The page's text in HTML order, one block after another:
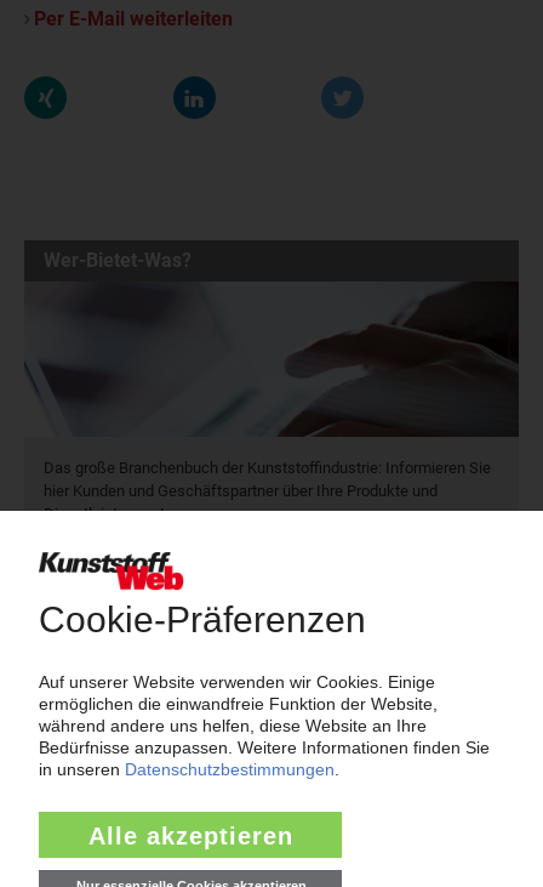
Per E-Mail weiterleiten
Wer-Bietet-Was?
Das große Branchenbuch der Kunststoffindustrie: Informieren Sie
hier Kunden und Geschäftspartner über Ihre Produkte und
Dienstleistungen!
Mehr als 3.000 Unternehmen sind bereits im KunststoffWeb
verzeichnet – Sie auch?
Produkt- und Firmensuche